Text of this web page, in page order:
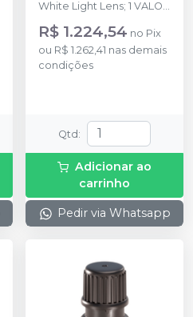
White Light Lens; 1 VALO
VALO Grand
Interproximal Lens; 1
VALO Grand Proxicure™️
R$ 1.224,54 no Pix
ou R$ 1.262,41 nas demais
condições
Qtd:
Adicionar ao
carrinho
Pedir via Whatsapp